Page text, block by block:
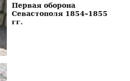
Первая оборона
Севастополя 1854–1855
гг.